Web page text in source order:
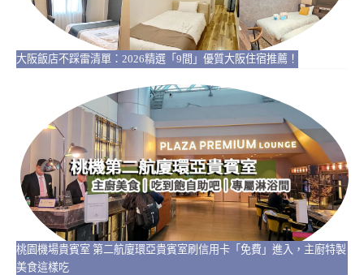
大阪飯店不踩雷清單：2026精選「9間」優質大阪住宿推薦！
桃園機場貴賓室 第二航廈環亞貴賓室刷信用卡「免費」進入，主廚特製
美食這樣吃